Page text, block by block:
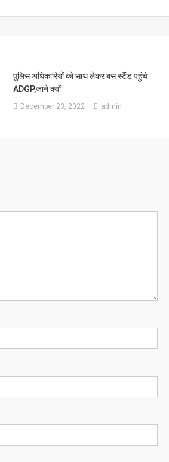
पुलिस अधिकारियों को साथ लेकर बस स्टैंड पहुंचे
ADGP,जाने क्यों
December 23, 2022 admin